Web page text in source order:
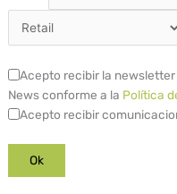
Acepto recibir la
News conforme a la Política
Acepto recibir